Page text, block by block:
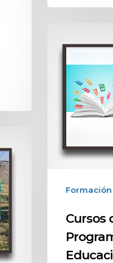
Formación
Cursos